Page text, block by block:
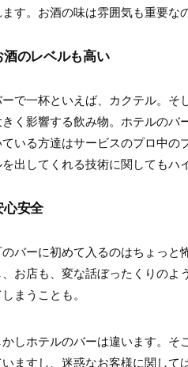
す。お酒の味は雰囲気も重要な
酒のレベルも高い
ーで一杯といえば、カクテル。そ
きく影響する飲み物。ホテルのバ
ている方達はサービスのプロ中の
を出してくれる技術に関してもハ
心安全
のバーに初めて入るのはちょっと
、お店も、変な話ぼったくりのよ
まうことも。
かしホテルのバーは違います。そ
いますし、迷惑なお客様に関して